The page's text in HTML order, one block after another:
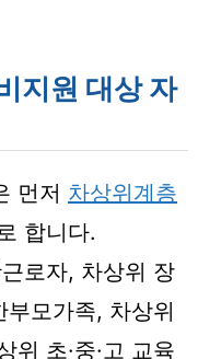
지원 대상 자
먼저 차상위계층
합니다.
로자, 차상위 장
모가족, 차상위
위 초·중·고 교육